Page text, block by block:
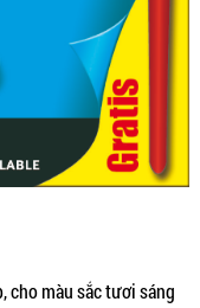
cho màu sắc tươi sáng